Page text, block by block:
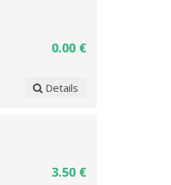
0.00 €
Details
3.50 €